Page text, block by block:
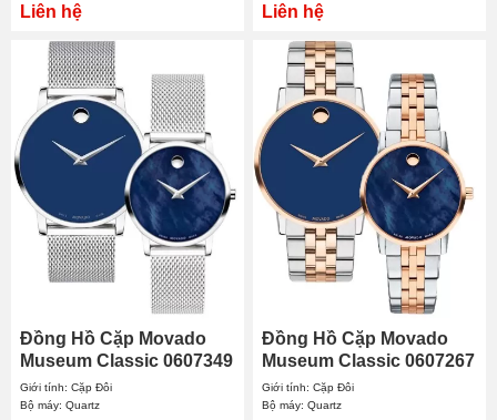
Liên hệ Liên hệ
Đồng Hồ Cặp Movado
Museum Classic 0607349
- 0607425
Giới tính: Cặp Đôi
Bộ máy: Quartz
Đồng Hồ Cặp Movado
Museum Classic 0607267
- 0607268
Giới tính: Cặp Đôi
Bộ máy: Quartz